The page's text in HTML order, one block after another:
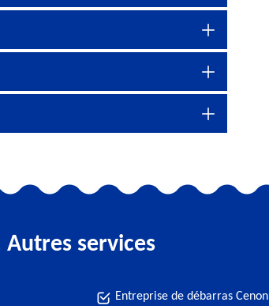
Autres services
Entreprise de débarras Cenon